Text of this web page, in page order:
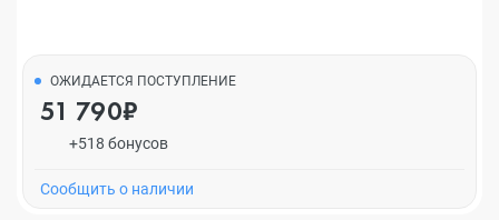
ОЖИДАЕТСЯ ПОСТУПЛЕНИЕ
51 790₽
+518 бонусов
Cообщить о наличии